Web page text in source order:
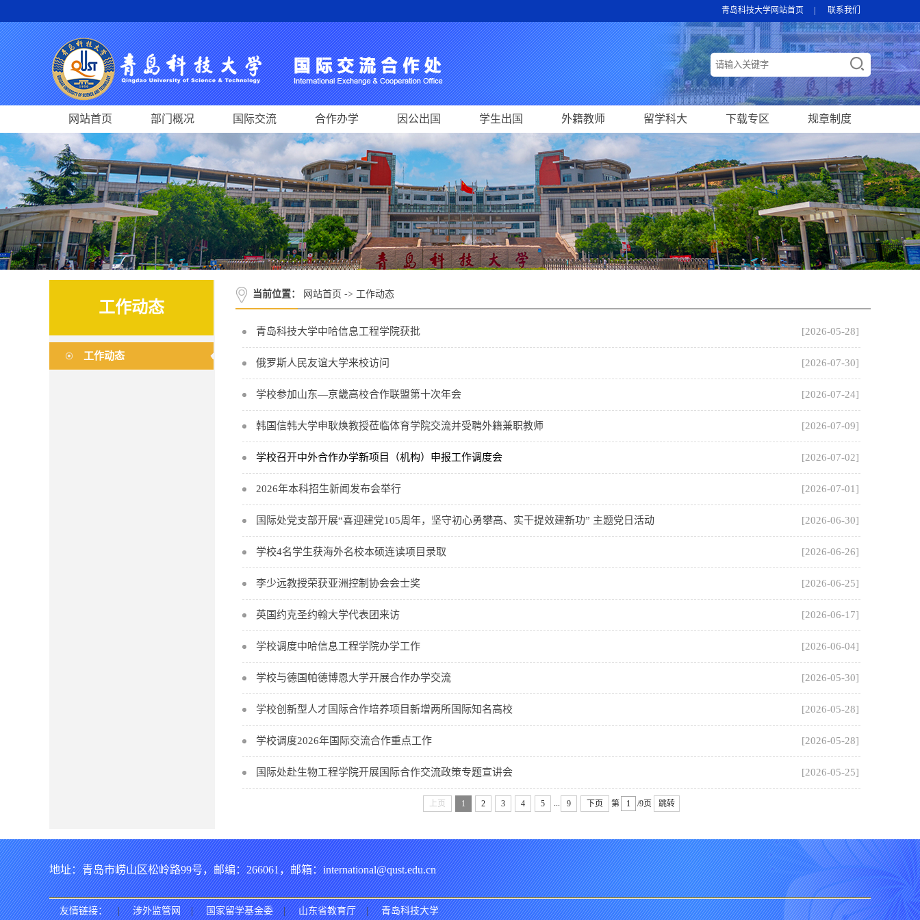
青岛科技大学网站首页 联系我们
网站首页 部门概况 国际交流 合作办学 因公出国 学生出国 外籍教师 留学科大 下载专区 规章制度
工作动态
工作动态
当前位置： 网站首页 -> 工作动态
[2026-05-28]
青岛科技大学中哈信息工程学院获批
[2026-07-30]
俄罗斯人民友谊大学来校访问
[2026-07-24]
学校参加山东—京畿高校合作联盟第十次年会
[2026-07-09]
韩国信韩大学申耿焕教授莅临体育学院交流并受聘外籍兼职教师
[2026-07-02]
学校召开中外合作办学新项目（机构）申报工作调度会
[2026-07-01]
2026年本科招生新闻发布会举行
[2026-06-30]
国际处党支部开展“喜迎建党105周年，坚守初心勇攀高、实干提效建新功” 主题党日活动
[2026-06-26]
学校4名学生获海外名校本硕连读项目录取
[2026-06-25]
李少远教授荣获亚洲控制协会会士奖
[2026-06-17]
英国约克圣约翰大学代表团来访
[2026-06-04]
学校调度中哈信息工程学院办学工作
[2026-05-30]
学校与德国帕德博恩大学开展合作办学交流
[2026-05-28]
学校创新型人才国际合作培养项目新增两所国际知名高校
[2026-05-28]
学校调度2026年国际交流合作重点工作
[2026-05-25]
国际处赴生物工程学院开展国际合作交流政策专题宣讲会
上页 1 2 3 4 5 9 下页 第 /9页 跳转
地址：青岛市崂山区松岭路99号，邮编：266061，邮箱：international@qust.edu.cn
友情链接： | 涉外监管网 | 国家留学基金委 | 山东省教育厅 | 青岛科技大学